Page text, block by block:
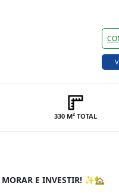
330 M² TOTAL
E INVESTIR! ✨🏡